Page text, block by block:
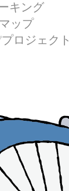
キング
ップ
プロジェクト